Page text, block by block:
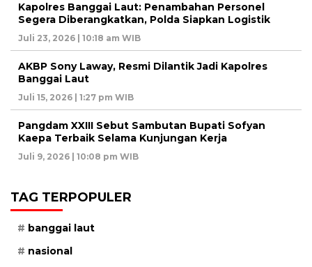
Kapolres Banggai Laut: Penambahan Personel
Segera Diberangkatkan, Polda Siapkan Logistik
Juli 23, 2026 | 10:18 am WIB
AKBP Sony Laway, Resmi Dilantik Jadi Kapolres
Banggai Laut
Juli 15, 2026 | 1:27 pm WIB
Pangdam XXIII Sebut Sambutan Bupati Sofyan
Kaepa Terbaik Selama Kunjungan Kerja
Juli 9, 2026 | 10:08 pm WIB
TAG TERPOPULER
banggai laut
nasional